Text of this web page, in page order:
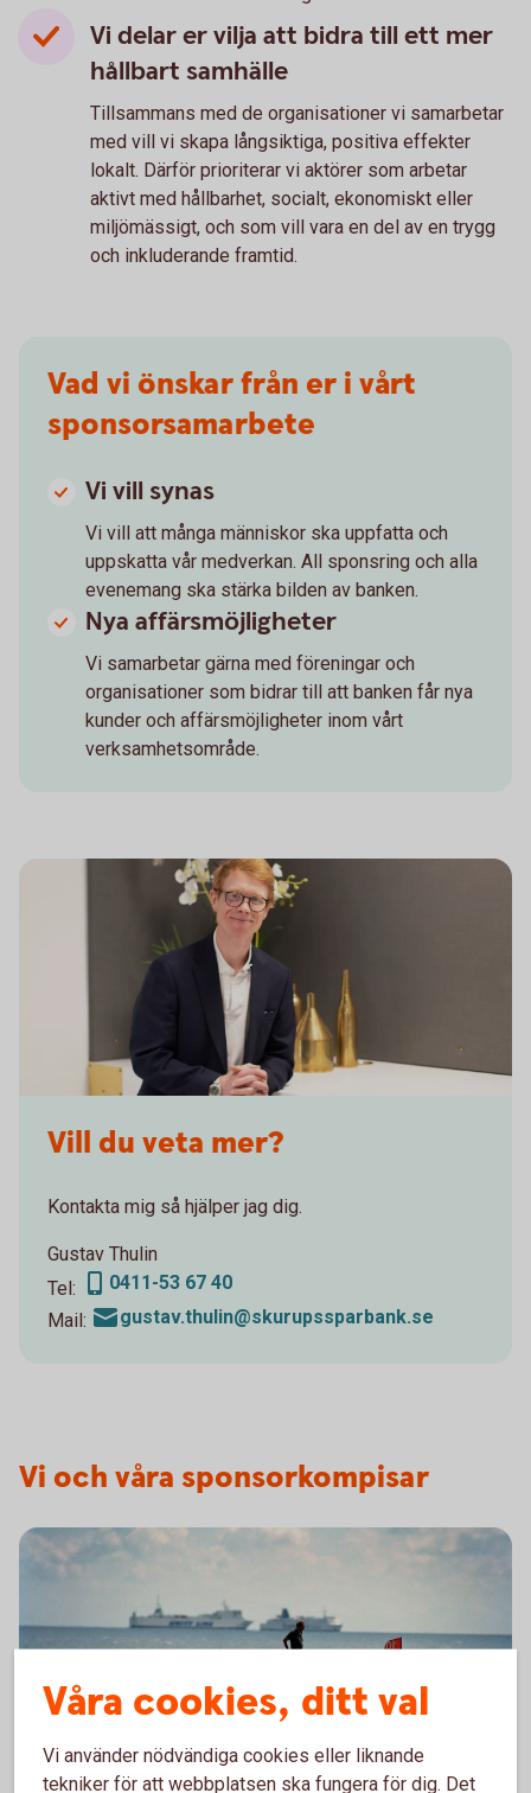
Vi delar er vilja att bidra till ett mer
hållbart samhälle
Tillsammans med de organisationer vi samarbetar
med vill vi skapa långsiktiga, positiva effekter
lokalt. Därför prioriterar vi aktörer som arbetar
aktivt med hållbarhet, socialt, ekonomiskt eller
miljömässigt, och som vill vara en del av en trygg
och inkluderande framtid.
Vad vi önskar från er i vårt
sponsorsamarbete
Vi vill synas
Vi vill att många människor ska uppfatta och
uppskatta vår medverkan. All sponsring och alla
evenemang ska stärka bilden av banken.
Nya affärsmöjligheter
Vi samarbetar gärna med föreningar och
organisationer som bidrar till att banken får nya
kunder och affärsmöjligheter inom vårt
verksamhetsområde.
Vill du veta mer?
Kontakta mig så hjälper jag dig.
Gustav Thulin
Tel:
0411-53 67 40
Mail:
gustav.thulin@skurupssparbank.se
Vi och våra sponsorkompisar
Man spelar golf med havet i bakgrunden
Våra cookies, ditt val
Vi använder nödvändiga cookies eller liknande
tekniker för att webbplatsen ska fungera för dig. Det